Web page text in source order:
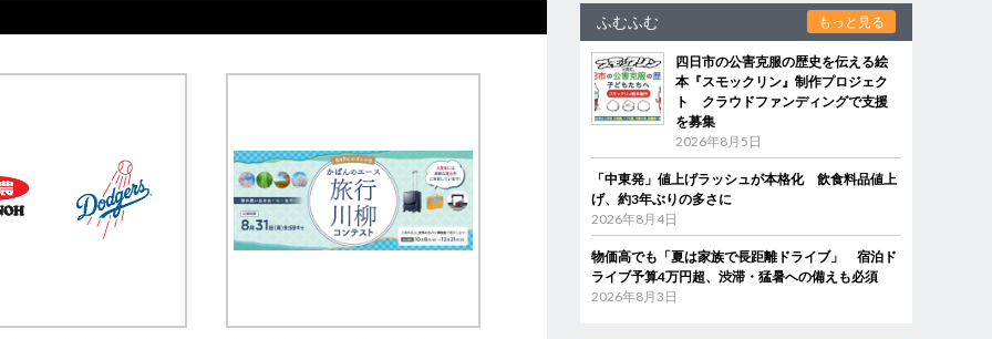
ふむふむ もっと見る
四日市の公害克服の歴史を伝える絵
本『スモックリン』制作プロジェク
ト クラウドファンディングで支援
を募集
2026年8月5日
「中東発」値上げラッシュが本格化 飲食料品値上
げ、約3年ぶりの多さに
2026年8月4日
物価高でも「夏は家族で長距離ドライブ」 宿泊ド
ライブ予算4万円超、渋滞・猛暑への備えも必須
2026年8月3日